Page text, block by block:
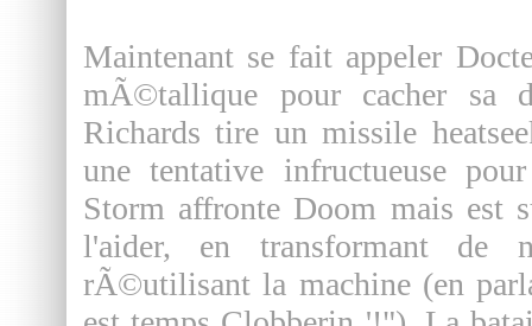
Maintenant se fait appeler
mÃ©tallique pour cacher sa
Richards tire un missile
une tentative infructueuse
Storm affronte Doom mais est
l'aider, en transformant de
rÃ©utilisant la machine (en